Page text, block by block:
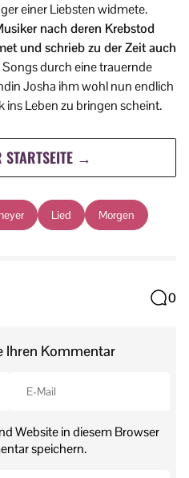
einer Liebsten widmete.
nach deren Krebstod
und schrieb zu der Zeit auch
durch eine trauernde
Josha ihm wohl nun endlich
Leben zu bringen scheint.
STARTSEITE →
Lied Morgen
0
Ihren Kommentar
Website in diesem Browser
speichern.